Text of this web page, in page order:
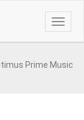
Toggle
Prime Music